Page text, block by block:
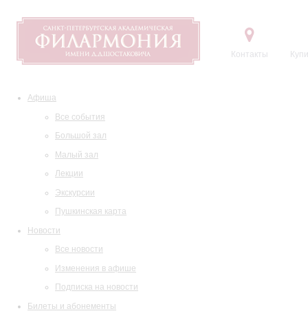
Контакты
Афиша
Все события
Большой зал
Малый зал
Лекции
Экскурсии
Пушкинская карта
Новости
Все новости
Изменения в афише
Подписка на новости
Билеты и абонементы